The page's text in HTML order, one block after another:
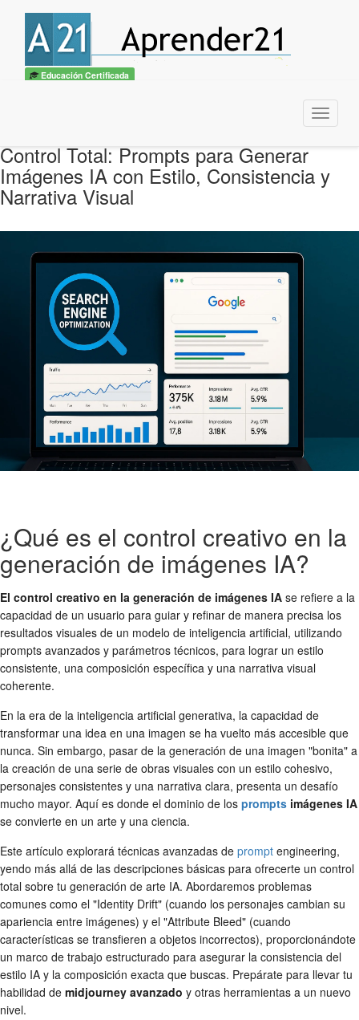
Educación Certificada
Menu
Control Total: Prompts para Generar
Imágenes IA con Estilo, Consistencia y
Narrativa Visual
¿Qué es el control creativo en la
generación de imágenes IA?
El control creativo en la generación de imágenes IA se refiere a la
capacidad de un usuario para guiar y refinar de manera precisa los
resultados visuales de un modelo de inteligencia artificial, utilizando
prompts avanzados y parámetros técnicos, para lograr un estilo
consistente, una composición específica y una narrativa visual
coherente.
En la era de la inteligencia artificial generativa, la capacidad de
transformar una idea en una imagen se ha vuelto más accesible que
nunca. Sin embargo, pasar de la generación de una imagen "bonita" a
la creación de una serie de obras visuales con un estilo cohesivo,
personajes consistentes y una narrativa clara, presenta un desafío
mucho mayor. Aquí es donde el dominio de los prompts imágenes IA
se convierte en un arte y una ciencia.
Este artículo explorará técnicas avanzadas de prompt engineering,
yendo más allá de las descripciones básicas para ofrecerte un control
total sobre tu generación de arte IA. Abordaremos problemas
comunes como el "Identity Drift" (cuando los personajes cambian su
apariencia entre imágenes) y el "Attribute Bleed" (cuando
características se transfieren a objetos incorrectos), proporcionándote
un marco de trabajo estructurado para asegurar la consistencia del
estilo IA y la composición exacta que buscas. Prepárate para llevar tu
habilidad de midjourney avanzado y otras herramientas a un nuevo
nivel.